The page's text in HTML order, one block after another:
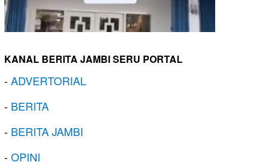
KANAL BERITA JAMBI SERU PORTAL
-ADVERTORIAL
- BERITA
- BERITA JAMBI
-OPINI